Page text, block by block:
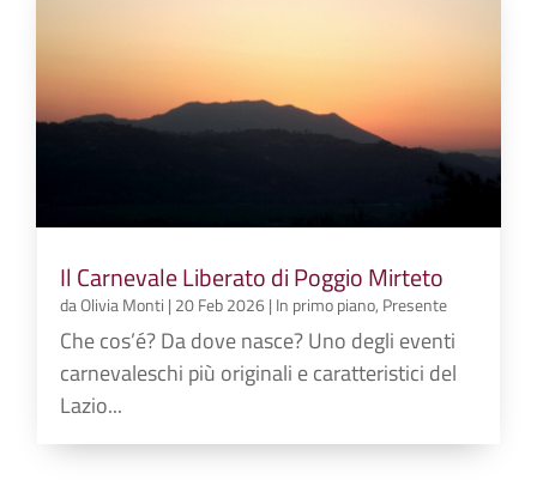
Il Carnevale Liberato di Poggio Mirteto
daOlivia Monti | 20 Feb 2026| In primo piano, Presente
Che cos’é? Da dove nasce? Uno degli eventi
carnevaleschi più originali e caratteristici del
Lazio...